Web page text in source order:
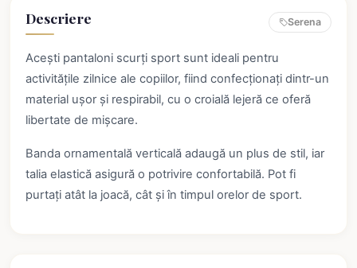
Descriere Serena
Acești pantaloni scurți sport sunt ideali pentru
activitățile zilnice ale copiilor, fiind confecționați dintr-un
material ușor și respirabil, cu o croială lejeră ce oferă
libertate de mișcare.
Banda ornamentală verticală adaugă un plus de stil, iar
talia elastică asigură o potrivire confortabilă. Pot fi
purtați atât la joacă, cât și în timpul orelor de sport.